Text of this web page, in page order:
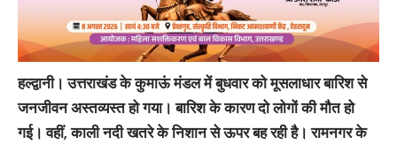
हल्द्वानी। उत्तराखंड के कुमाऊं मंडल में बुधवार को मूसलाधार बारिश से
जनजीवन अस्तव्यस्त हो गया। बारिश के कारण दो लोगों की मौत हो
गई। वहीं, काली नदी खतरे के निशान से ऊपर बह रही है। रामनगर के